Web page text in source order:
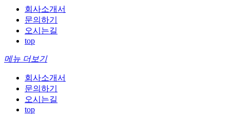
회사소개서
문의하기
오시는길
top
메뉴 더보기
회사소개서
문의하기
오시는길
top